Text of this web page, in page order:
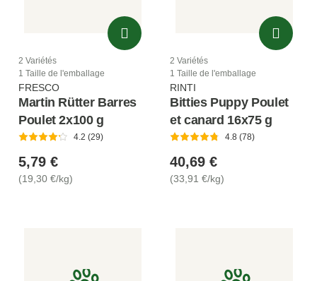
2 Variétés
1 Taille de l'emballage
FRESCO
Martin Rütter Barres
Poulet 2x100 g
4.2 (29)
5,79 €
(19,30 €/kg)
2 Variétés
1 Taille de l'emballage
RINTI
Bitties Puppy Poulet
et canard 16x75 g
4.8 (78)
40,69 €
(33,91 €/kg)